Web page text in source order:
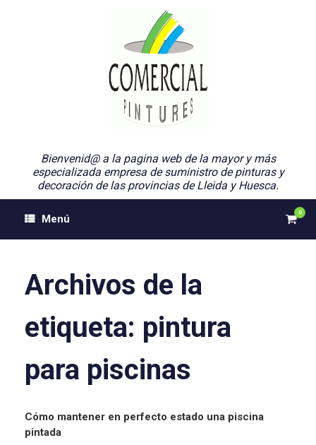
Bienvenid@ a la pagina web de la mayor y más
especializada empresa de suministro de pinturas y
decoración de las provincias de Lleida y Huesca.
Menú
Ver
0
Archivos de la
etiqueta: pintura
para piscinas
Cómo mantener en perfecto estado una piscina
pintada